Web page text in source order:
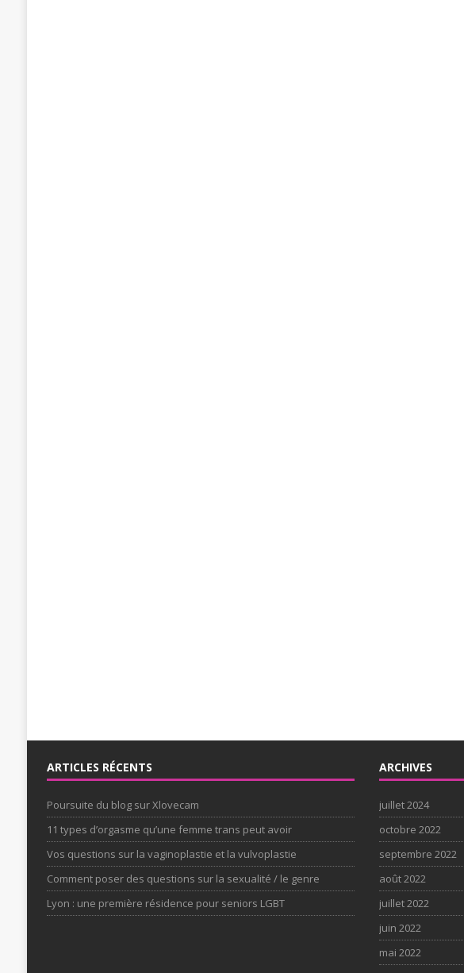
ARTICLES RÉCENTS
Poursuite du blog sur Xlovecam
11 types d’orgasme qu’une femme trans peut avoir
Vos questions sur la vaginoplastie et la vulvoplastie
Comment poser des questions sur la sexualité / le genre
Lyon : une première résidence pour seniors LGBT
ARCHIVES
juillet 2024
octobre 2022
septembre 2022
août 2022
juillet 2022
juin 2022
mai 2022